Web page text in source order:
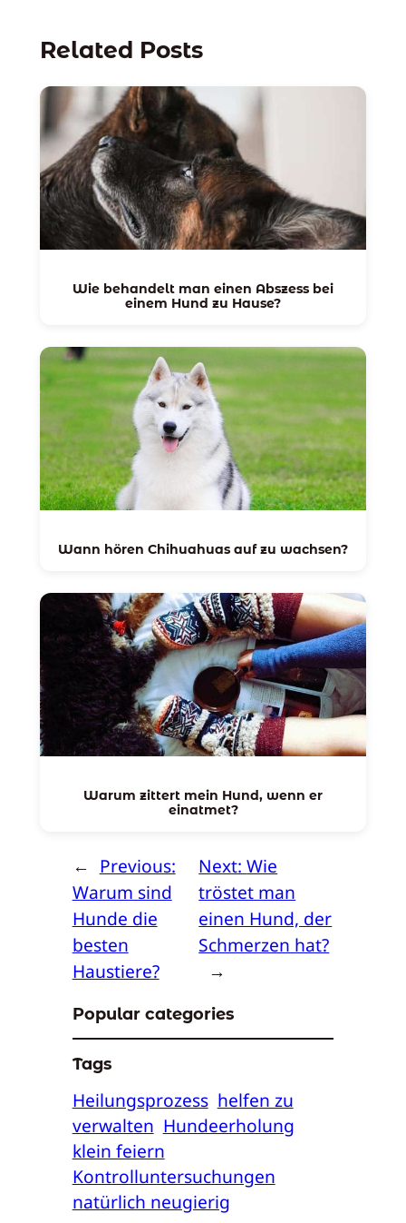
Related Posts
Wie behandelt man einen Abszess bei
einem Hund zu Hause?
Wann hören Chihuahuas auf zu wachsen?
Warum zittert mein Hund, wenn er
einatmet?
← Previous:
Warum sind
Hunde die
besten
Haustiere?
Next:Wie
tröstet man
einen Hund, der
Schmerzen hat?
→
Popular categories
Tags
Heilungsprozess helfen zu
verwalten Hundeerholung
klein feiern
Kontrolluntersuchungen
natürlich neugierig